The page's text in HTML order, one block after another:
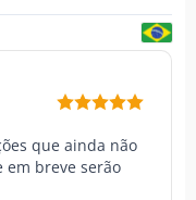
que ainda não
em breve serão